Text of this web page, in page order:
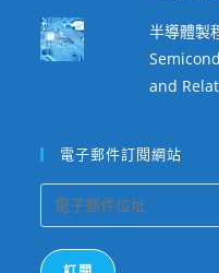
半導體製
and
電子郵件訂閱網站
子
郵